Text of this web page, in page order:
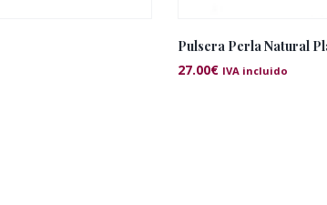
Pulsera Perla Natural
27.00€ IVA incluido